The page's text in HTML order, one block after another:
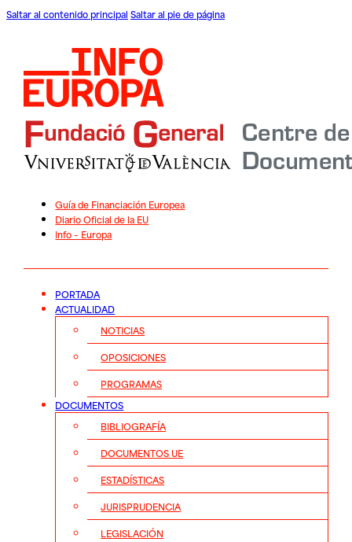
Saltar al contenido principal Saltar al pie de página
Guía de Financiación Europea
Diario Oficial de la EU
Info – Europa
PORTADA
ACTUALIDAD
NOTICIAS
OPOSICIONES
PROGRAMAS
DOCUMENTOS
BIBLIOGRAFÍA
DOCUMENTOS UE
ESTADÍSTICAS
JURISPRUDENCIA
LEGISLACIÓN